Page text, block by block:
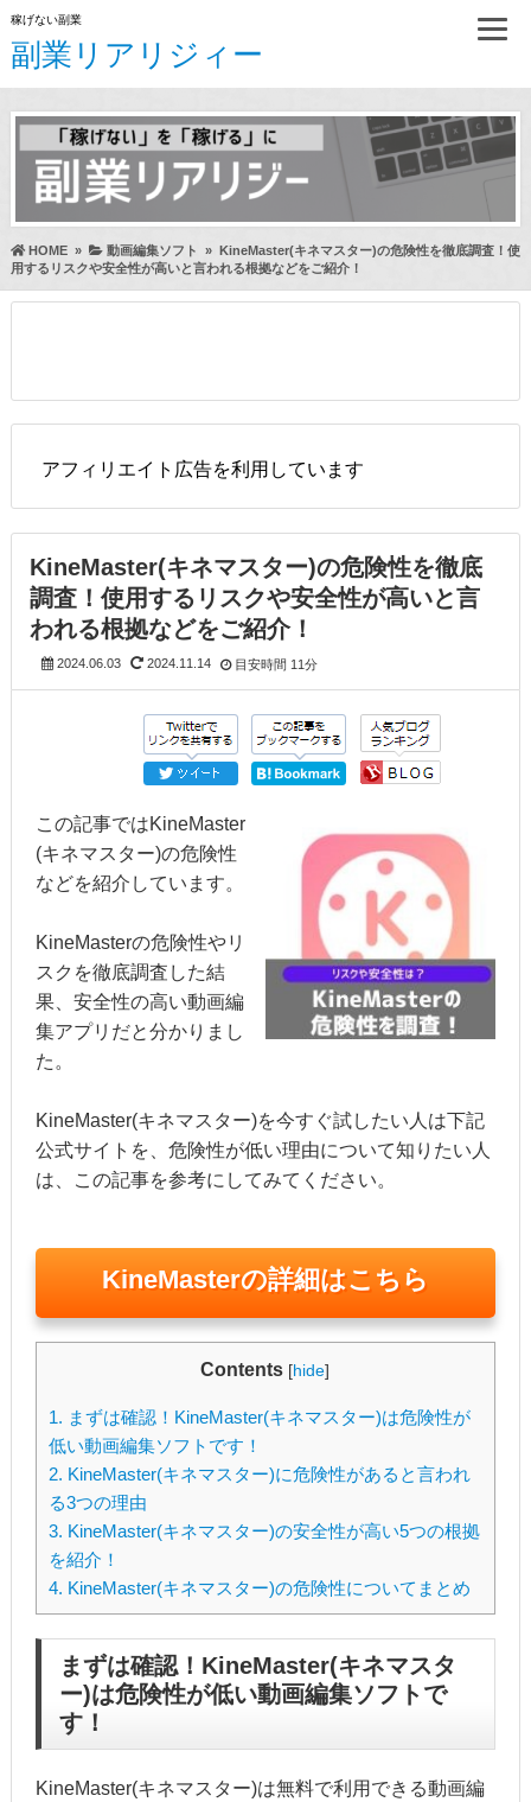
稼げない副業
副業リアリジィー
HOME» 動画編集ソフト »
KineMaster(キネマスター)の危険性を徹底調査！使
用するリスクや安全性が高いと言われる根拠などをご紹介！
アフィリエイト広告を利用しています
KineMaster(キネマスター)の危険性を徹底
調査！使用するリスクや安全性が高いと言
われる根拠などをご紹介！
2024.06.03 2024.11.14 目安時間 11分
この記事ではKineMaster
(キネマスター)の危険性
などを紹介しています。
KineMasterの危険性やリ
スクを徹底調査した結
果、安全性の高い動画編
集アプリだと分かりまし
た。
KineMaster(キネマスター)を今すぐ試したい人は下記
公式サイトを、危険性が低い理由について知りたい人
は、この記事を参考にしてみてください。
KineMasterの詳細はこちら
Contents [hide]
1. まずは確認！KineMaster(キネマスター)は危険性が
低い動画編集ソフトです！
2. KineMaster(キネマスター)に危険性があると言われ
る3つの理由
3. KineMaster(キネマスター)の安全性が高い5つの根拠
を紹介！
4. KineMaster(キネマスター)の危険性についてまとめ
まずは確認！KineMaster(キネマスタ
ー)は危険性が低い動画編集ソフトで
す！
KineMaster(キネマスター)は無料で利用できる動画編